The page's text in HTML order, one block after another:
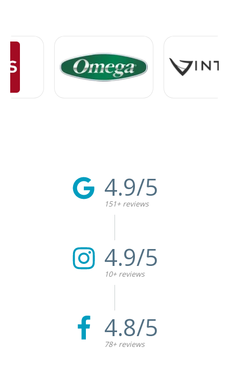
4.9/5
151+ reviews
4.9/5
10+ reviews
4.8/5
78+ reviews